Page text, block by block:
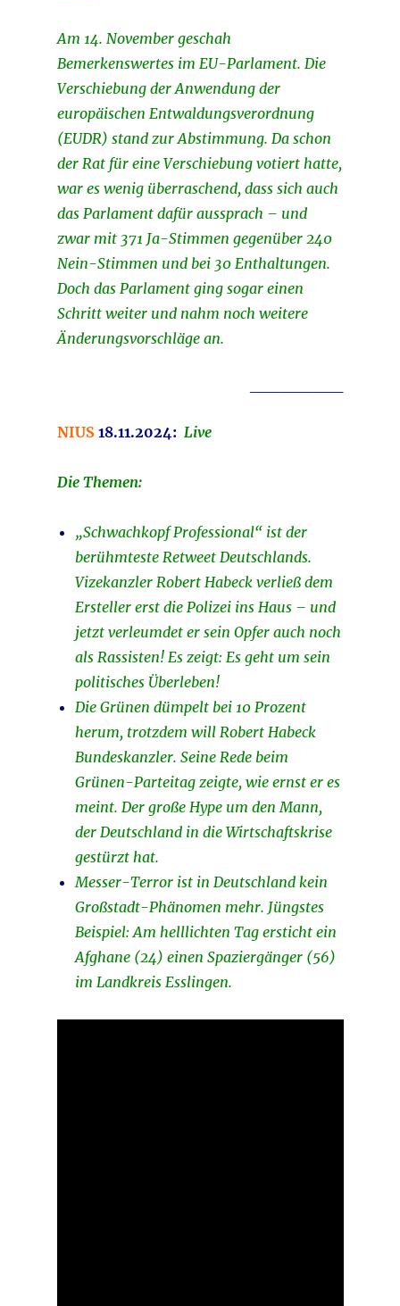
Am 14. November geschah
Bemerkenswertes im EU-Parlament. Die
Verschiebung der Anwendung der
europäischen Entwaldungsverordnung
(EUDR) stand zur Abstimmung. Da schon
der Rat für eine Verschiebung votiert hatte,
war es wenig überraschend, dass sich auch
das Parlament dafür aussprach – und
zwar mit 371 Ja-Stimmen gegenüber 240
Nein-Stimmen und bei 30 Enthaltungen.
Doch das Parlament ging sogar einen
Schritt weiter und nahm noch weitere
Änderungsvorschläge an.
NIUS 18.11.2024: Live
Die Themen:
„Schwachkopf Professional“ ist der
berühmteste Retweet Deutschlands.
Vizekanzler Robert Habeck verließ dem
Ersteller erst die Polizei ins Haus – und
jetzt verleumdet er sein Opfer auch noch
als Rassisten! Es zeigt: Es geht um sein
politisches Überleben!
Die Grünen dümpelt bei 10 Prozent
herum, trotzdem will Robert Habeck
Bundeskanzler. Seine Rede beim
Grünen-Parteitag zeigte, wie ernst er es
meint. Der große Hype um den Mann,
der Deutschland in die Wirtschaftskrise
gestürzt hat.
Messer-Terror ist in Deutschland kein
Großstadt-Phänomen mehr. Jüngstes
Beispiel: Am helllichten Tag ersticht ein
Afghane (24) einen Spaziergänger (56)
im Landkreis Esslingen.